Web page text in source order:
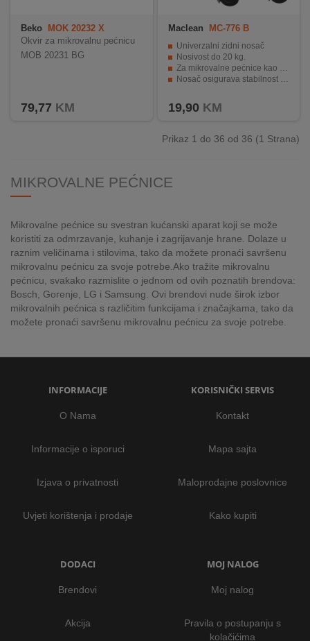
Beko
MOK 20232 X
Okvir za mikrovalnu pećnicu
MOB 20231 BG
79,77 KM
Maclean MC-776 B
Univerzalni zidni nosač
Nosivost do 20 kg.
Za mikrovalne pećnice kao i AV opremu
Nosač osigurava stabilnost uređaja i jednostavan pristup
19,90 KM
Prikaz 1 do 36 od 36 (1 Strana)
MIKROVALNE PEĆNICE
Mikrovalne pećnice su svestran kućanski aparat koji se može
koristiti za odmrzavanje, kuhanje i zagrijavanje hrane. Dolaze u
raznim veličinama i stilovima, tako da možete pronaći savršenu
mikrovalnu pećnicu za svoje potrebe.Ako tražite mikrovalnu
pećnicu, svakako razmislite o jednom od ovih poznatih brendova:
Bosch, Gorenje, LG i Samsung. Ovi brendovi nude širok izbor
mikrovalnih pećnica s različitim funkcijama i značajkama, tako da
možete pronaći savršenu mikrovalnu pećnicu za svoje potrebe.
INFORMACIJE
O Nama
Informacije o isporuci
Izjava o privatnosti
Uvjeti korištenja i prodaje
KORISNIČKI SERVIS
Kontakt
Mapa sajta
Maloprodajne poslovnice
Kako kupiti
DODACI
Brendovi
Akcija
MOJ NALOG
Moj nalog
Pravila o postupanju s
kolačićima